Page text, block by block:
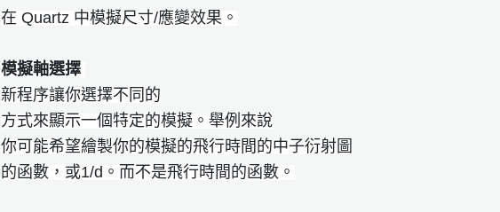
在 Quartz 中模擬尺寸/應變效果。
模擬軸選擇
新程序讓你選擇不同的
方式來顯示一個特定的模擬。舉例來說
你可能希望繪製你的模擬的飛行時間的中子衍射圖
的函數，或1/d。而不是飛行時間的函數。